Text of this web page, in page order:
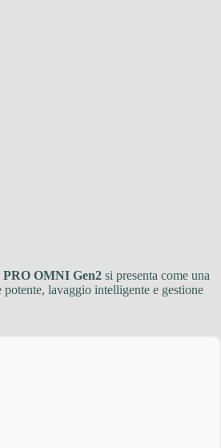
OMNI Gen2 si presenta come una
potente, lavaggio intelligente e gestione